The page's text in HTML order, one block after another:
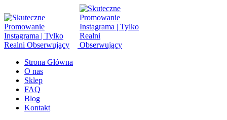
Strona Główna
O nas
Sklep
FAQ
Blog
Kontakt